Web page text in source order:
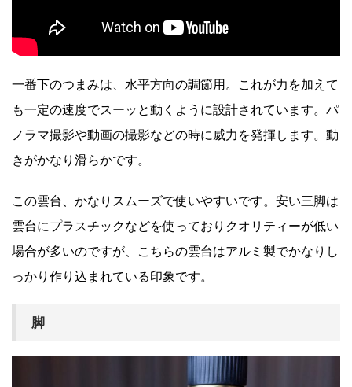
一番下のつまみは、水平方向の調節用。これが力を加えて
も一定の速度でスーッと動くように設計されています。パ
ノラマ撮影や動画の撮影などの時に威力を発揮します。動
きがかなり滑らかです。
この雲台、かなりスムーズで使いやすいです。安い三脚は
雲台にプラスチックなどを使っておりクオリティーが低い
場合が多いのですが、こちらの雲台はアルミ製でかなりし
っかり作り込まれている印象です。
脚